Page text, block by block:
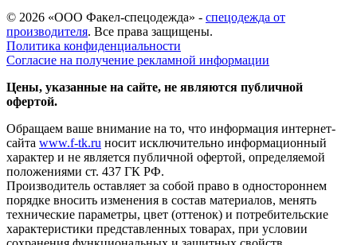
© 2026 «ООО Факел-спецодежда» - спецодежда от
производителя. Все права защищены.
Политика конфиденциальности
Согласие на получение рекламной информации
Цены, указанные на сайте, не являются публичной
офертой.
Обращаем ваше внимание на то, что информация интернет-
сайта www.f-tk.ru носит исключительно информационный
характер и не является публичной офертой, определяемой
положениями ст. 437 ГК РФ.
Производитель оставляет за собой право в одностороннем
порядке вносить изменения в состав материалов, менять
технические параметры, цвет (оттенок) и потребительские
характеристики представленных товарах, при условии